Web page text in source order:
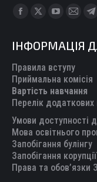
Find us on:
Facebook
opens
in
new
window
X
opens
in
new
window
YouTube
opens
in
new
window
Mail
opens
in
new
window
ІНФОРМАЦІЯ
Правила вступу
Приймальна комісія
Вартість навчання
Перелік додаткових
Умови доступності
Мова освітнього
Запобігання булінгу
Запобігання корупції
Права та обов’язки